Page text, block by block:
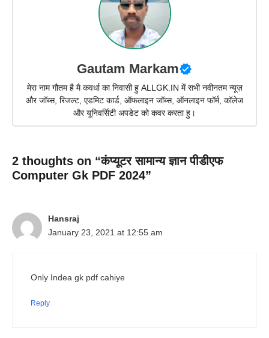
Gautam Markam
मेरा नाम गौतम है मै कवर्धा का निवासी हु ALLGK.IN में सभी नवीनतम न्यूज़
और जॉब्स, रिजल्ट, एडमिट कार्ड, ऑफलाइन जॉब्स, ऑनलाइन फॉर्म, कॉलेज
और यूनिवर्सिटी अपडेट को कवर करता हु।
2 thoughts on “कंप्यूटर सामान्य ज्ञान पीडीएफ
Computer Gk PDF 2024”
Hansraj
January 23, 2021 at 12:55 am
Only Indea gk pdf cahiye
Reply